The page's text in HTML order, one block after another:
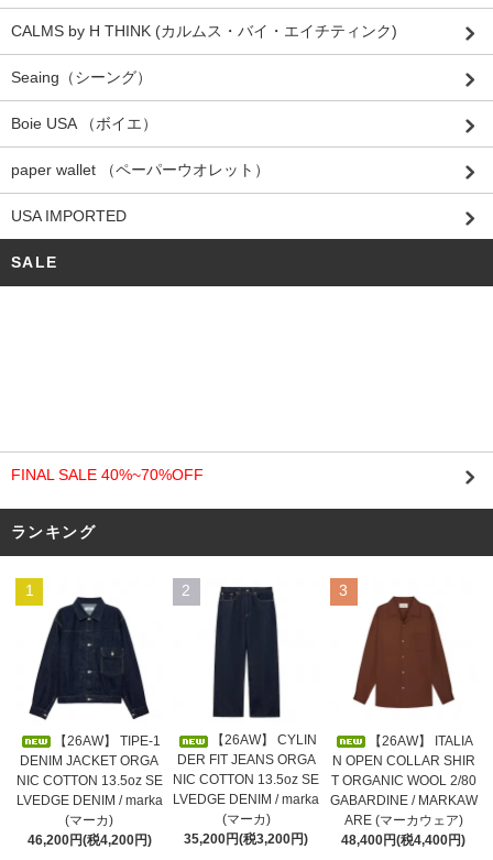
CALMS by H THINK (カルムス・バイ・エイチティンク)
Seaing（シーング）
Boie USA （ボイエ）
paper wallet （ペーパーウオレット）
USA IMPORTED
SALE
FINAL SALE 40%~70%OFF
ランキング
1
【26AW】 TIPE-1
DENIM JACKET ORGA
NIC COTTON 13.5oz SE
LVEDGE DENIM / marka
(マーカ)
46,200円(税4,200円)
2
【26AW】 CYLIN
DER FIT JEANS ORGA
NIC COTTON 13.5oz SE
LVEDGE DENIM / marka
(マーカ)
35,200円(税3,200円)
3
【26AW】 ITALIA
N OPEN COLLAR SHIR
T ORGANIC WOOL 2/80
GABARDINE / MARKAW
ARE (マーカウェア)
48,400円(税4,400円)